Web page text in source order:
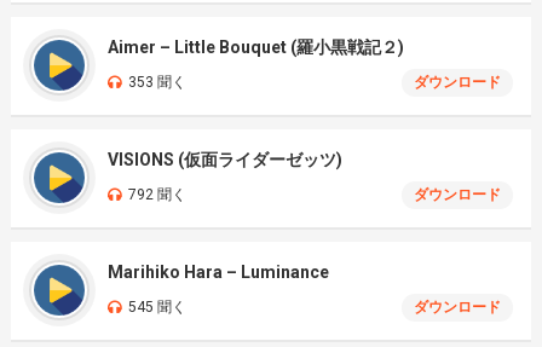
Aimer – Little Bouquet (羅小黒戦記２)
353 聞く ダウンロード
VISIONS (仮面ライダーゼッツ)
792 聞く ダウンロード
Marihiko Hara – Luminance
545 聞く ダウンロード